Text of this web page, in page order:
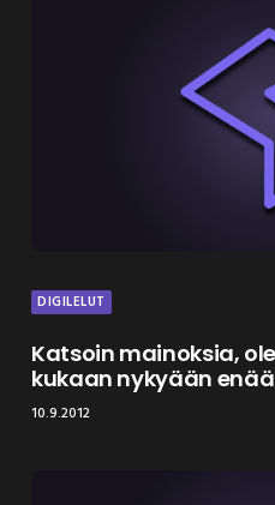
DIGILELUT
Katsoin mainoksia,
kukaan nykyään
10.9.2012